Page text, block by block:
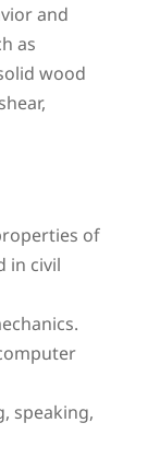
and
as
wood
of
in civil
speaking,